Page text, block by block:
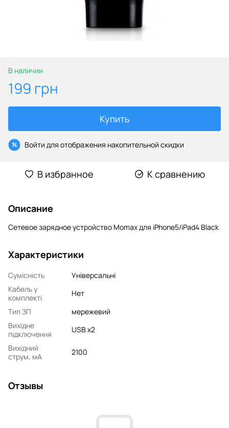
В наличии
199 грн
Купить
% Войти для отображения накопительной скидки
В избранное К сравнению
Описание
Сетевое зарядное устройство Momax для iPhone5/iPad4 Black
Характеристики
Сумісність
Універсальні
Кабель у
комплекті
Нет
Тип ЗП
мережевий
Вихідне
підключення
USB x2
Вихідний
струм, мA
2100
Отзывы